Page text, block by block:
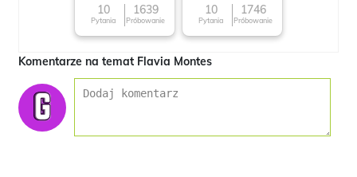
10
Pytania
1639
Próbowanie
10
Pytania
1746
Próbowanie
Komentarze na temat Flavia Montes